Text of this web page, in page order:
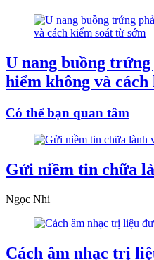
U nang buồng
hiểm không và
Có thể bạn quan tâm
Gửi niềm tin chữa
Ngọc Nhi
Cách âm nhạc trị